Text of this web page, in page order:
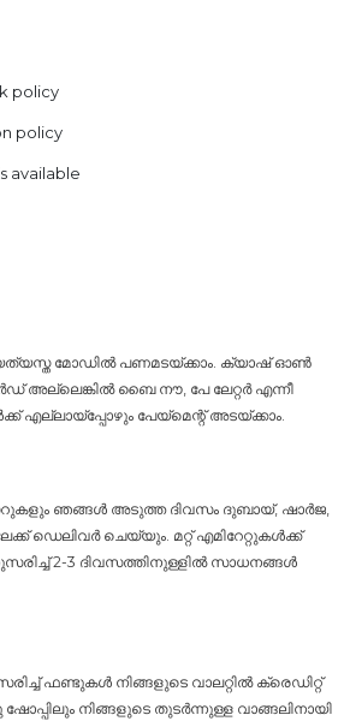
policy
policy
available
മോഡിൽ പണമടയ്ക്കാം. ക്യാഷ് ഓൺ
അല്ലെങ്കിൽ ബൈ നൗ, പേ ലേറ്റർ എന്നീ
എല്ലായ്പ്പോഴും പേയ്‌മെന്റ് അടയ്ക്കാം.
ഞങ്ങൾ അടുത്ത ദിവസം ദുബായ്, ഷാർജ,
ഡെലിവർ ചെയ്യും. മറ്റ് എമിറേറ്റുകൾക്ക്
2-3 ദിവസത്തിനുള്ളിൽ സാധനങ്ങൾ
ഫണ്ടുകൾ നിങ്ങളുടെ വാലറ്റിൽ ക്രെഡിറ്റ്
നിങ്ങളുടെ തുടർന്നുള്ള വാങ്ങലിനായി